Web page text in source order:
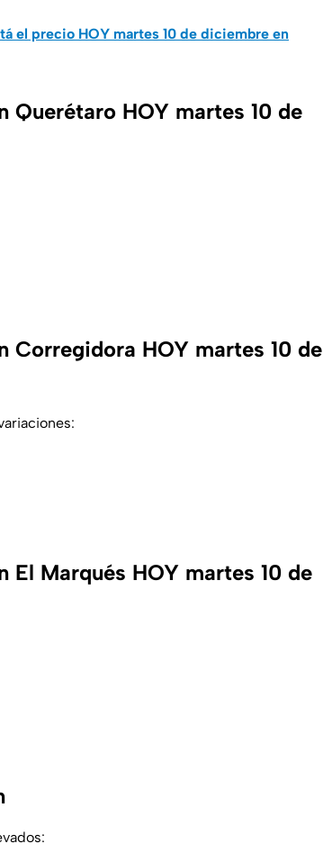
el precio HOY martes 10 de diciembre en
Querétaro HOY martes 10 de
Corregidora HOY martes 10 de
Marqués HOY martes 10 de